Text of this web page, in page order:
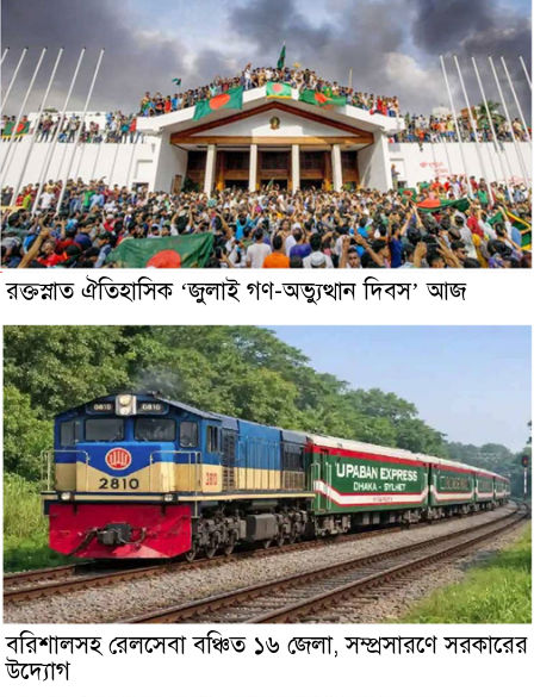
রক্তস্নাত ঐতিহাসিক ‌‘জুলাই গণ-অভ্যুত্থান দিবস’ আজ
বরিশালসহ রেলসেবা বঞ্চিত ১৬ জেলা, সম্প্রসারণে সরকারের
উদ্যোগ